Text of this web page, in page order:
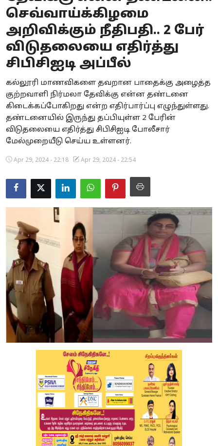
Business
Crime
Tamilnadu
National
World
Astrology
Spirituality
Weather
Politics
செவ்வாய்க்கிழமை
அறிவிக்கும் நீதிபதி.. 2 பேர்
விடுதலையை எதிர்த்து
சிபிசிஐடி அப்பீல்
கல்லூரி மாணவிகளை தவறான பாதைக்கு அழைத்த
குற்றவாளி நிர்மலா தேவிக்கு என்ன தண்டனை
கிடைக்கப்போகிறது என்ற எதிர்பார்ப்பு எழுந்துள்ளது.
தண்டனையில் இருந்து தப்பியுள்ள 2 பேரின்
விடுதலையை எதிர்த்து சிபிசிஐடி போலீசார்
மேல்முறையீடு செய்ய உள்ளனர்.
Apr 29, 2024 - 22:18 Apr 29, 2024 - 22:54